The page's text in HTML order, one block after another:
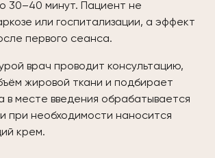
30–40 минут. Пациент не
или госпитализации, а эффект
первого сеанса.
врач проводит консультацию,
жировой ткани и подбирает
в месте введения обрабатывается
при необходимости наносится
крем.